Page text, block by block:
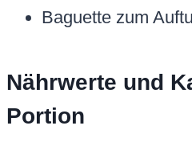
Baguette zum
Nährwerte und
Portion